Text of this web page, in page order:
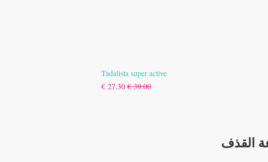
Tadalista super active
سعر عاديسعر البيع